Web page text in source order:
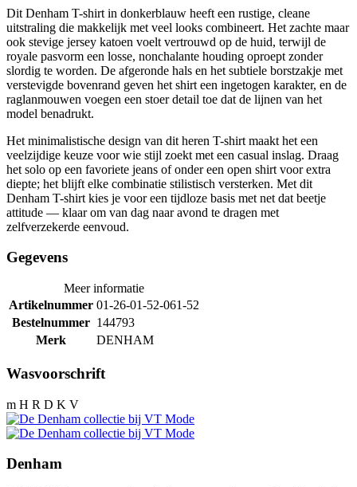
Dit Denham T-shirt in donkerblauw heeft een rustige, cleane
uitstraling die makkelijk met veel looks combineert. Het zachte maar
ook stevige jersey katoen voelt vertrouwd op de huid, terwijl de
royale pasvorm een losse, nonchalante houding oproept zonder
slordig te worden. De afgeronde hals en het subtiele borstzakje met
verstevigde bovenrand geven het shirt een ingetogen karakter, en de
raglanmouwen voegen een stoer detail toe dat de lijnen van het
model benadrukt.
Het minimalistische design van dit heren T-shirt maakt het een
veelzijdige keuze voor wie stijl zoekt met een casual inslag. Draag
het solo op een favoriete jeans of onder een open shirt voor extra
diepte; het blijft elke combinatie stilistisch versterken. Met dit
Denham T-shirt kies je voor een tijdloze basis met net dat beetje
attitude — klaar om van dag naar avond te dragen met
zelfverzekerde eenvoud.
Gegevens
Meer informatie
Artikelnummer 01-26-01-52-061-52
Bestelnummer 144793
Merk
DENHAM
Wasvoorschrift
m H R D K V
Denham